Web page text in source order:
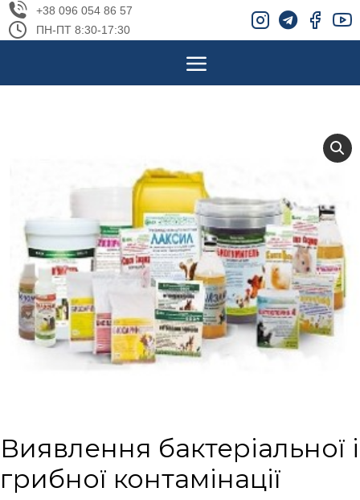
+38 096 054 86 57
ПН-ПТ 8:30-17:30
Виявлення бактеріальної і
грибної контамінації